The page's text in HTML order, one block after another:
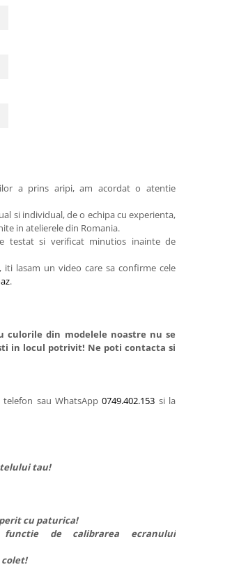
a prins aripi, am acordat o atentie
si individual, de o echipa cu experienta,
in atelierele din Romania.
testat si verificat minutios inainte de
lasam un video care sa confirme cele
.
culorile din modelele noastre nu se
in locul potrivit! Ne poti contacta si
telefon sau WhatsApp0749.402.153 si la
tau!
cu paturica!
de calibrarea ecranului